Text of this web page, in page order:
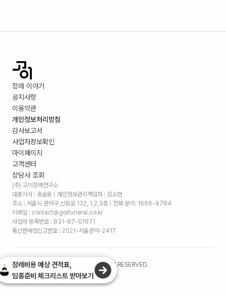
장례 이야기
공지사항
이용약관
개인정보처리방침
감사보고서
사업자정보확인
마이페이지
고객센터
상담사 조회
(주) 고이장례연구소
대표이사 : 송슬옹 | 개인정보관리책임자 : 김소현
주소 : 서울시 관악구 신림로 132, 1,2,3층 | 전화 문의: 1666-9784
이메일 : contact@goifuneral.co.kr
사업자 등록번호 : 831-87-01971
통신판매업신고번호 : 2021-서울관악-2417
©2026. (주)고이장례연구소 ALL RIGHTS RESERVED.
장례비용 예상 견적표,
임종준비 체크리스트 받아보기